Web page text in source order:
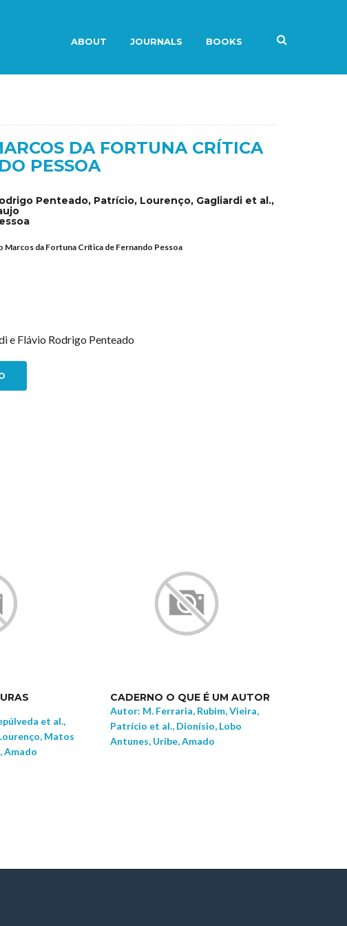
ABOUT JOURNALS BOOKS
DA FORTUNA CRÍTICA
PESSOA
Penteado, Patrício, Lourenço, Gagliardi et al.,
Marcos da Fortuna Crítica de Fernando Pessoa
e Flávio Rodrigo Penteado
et al.,
Matos
Amado
CADERNO O QUE É UM AUTOR
Autor: M. Ferraria, Rubim, Vieira,
Patrício et al., Dionísio, Lobo
Antunes, Uribe, Amado